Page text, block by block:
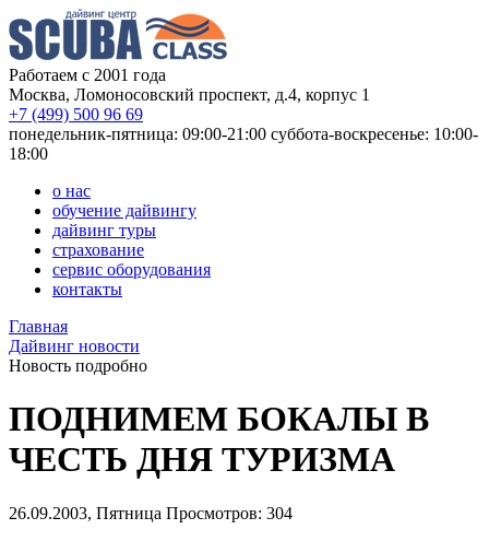
Работаем с 2001 года
Москва, Ломоносовский проспект, д.4, корпус 1
+7 (499) 500 96 69
понедельник-пятница: 09:00-21:00 суббота-воскресенье: 10:00-
18:00
о нас
обучение дайвингу
дайвинг туры
страхование
сервис оборудования
контакты
Главная
Дайвинг новости
Новость подробно
ПОДНИМЕМ БОКАЛЫ В
ЧЕСТЬ ДНЯ ТУРИЗМА
26.09.2003, Пятница Просмотров: 304